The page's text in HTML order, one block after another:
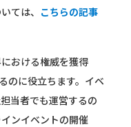
ては、 こちらの記事
おける権威を獲得
のに役立ちます。イベ
当者でも運営するの
ンイベントの開催